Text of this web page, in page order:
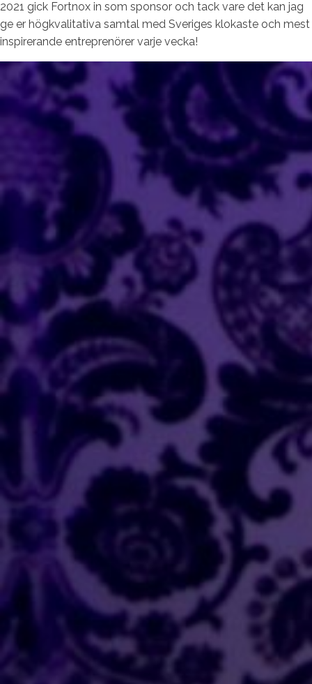
2021 gick Fortnox in som sponsor och tack vare det kan jag
ge er högkvalitativa samtal med Sveriges klokaste och mest
inspirerande entreprenörer varje vecka!